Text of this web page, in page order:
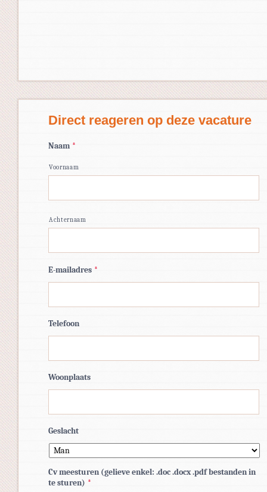
Direct reageren op deze vacature
Naam *
Voornaam
Achternaam
E-mailadres *
Telefoon
Woonplaats
Geslacht
Cv meesturen (gelieve enkel: .doc .docx .pdf bestanden in
te sturen) *